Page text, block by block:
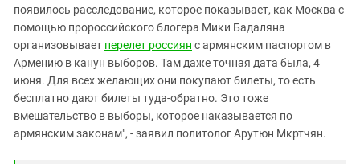
Южный Кавказ
ЮФО
появилось расследование, которое показывает, как Москва с
помощью пророссийского блогера Мики Бадаляна
организовывает перелет россиян с армянским паспортом в
Армению в канун выборов. Там даже точная дата была, 4
июня. Для всех желающих они покупают билеты, то есть
бесплатно дают билеты туда-обратно. Это тоже
вмешательство в выборы, которое наказывается по
армянским законам", - заявил политолог Арутюн Мкртчян.